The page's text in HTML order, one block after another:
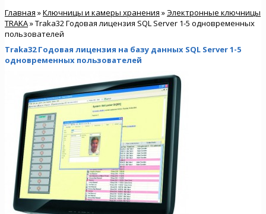
Главная »Ключницы и камеры хранения » Электронные ключницы
TRAKA» Traka32 Годовая лицензия SQL Server 1-5 одновременных
пользователей
Traka32 Годовая лицензия на базу данных SQL Server 1-5
одновременных пользователей